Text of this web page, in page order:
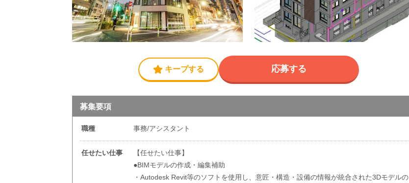
キープする 応募する
募集要項
職種 事務/アシスタント
任せたい仕事
【任せたい仕事】
●BIMモデルの作成・編集補助
・Autodesk Revit等のソフトを使用し、意匠・構造・設備の情報が統合された3Dモデルの